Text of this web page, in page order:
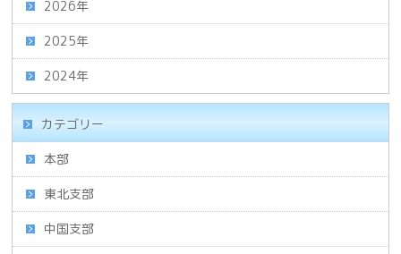
2026年
2025年
2024年
カテゴリー
本部
東北支部
中国支部